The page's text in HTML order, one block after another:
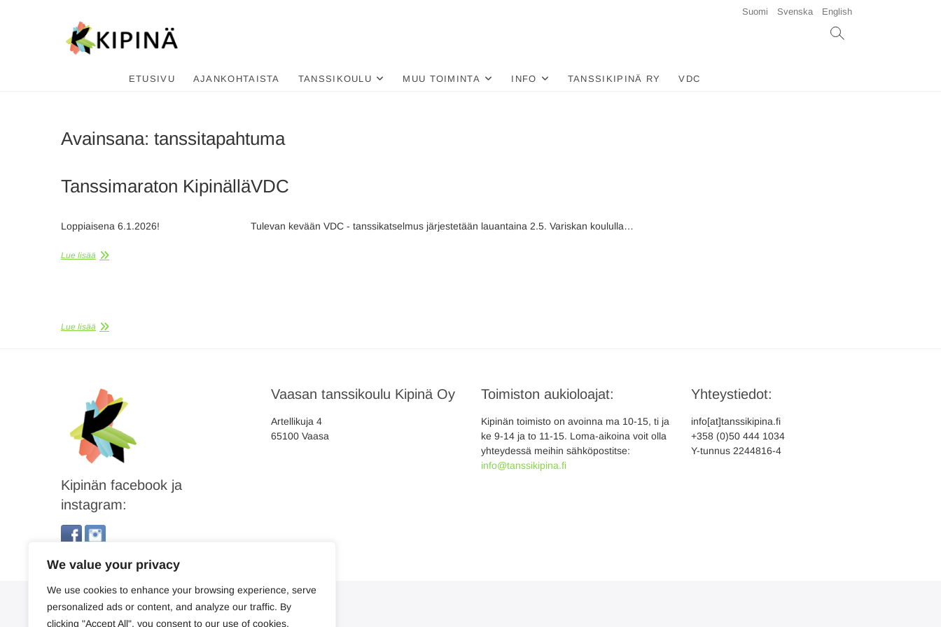
We value your privacy
We use cookies to enhance your browsing experience, serve
personalized ads or content, and analyze our traffic. By
clicking "Accept All", you consent to our use of cookies.
Suomi Svenska English
ETUSIVU AJANKOHTAISTA TANSSIKOULU MUU TOIMINTA INFO TANSSIKIPINÄ RY VDC
Avainsana: tanssitapahtuma
Tanssimaraton Kipinällä
Loppiaisena 6.1.2026!
Lue lisää
VDC
Tulevan kevään VDC - tanssikatselmus järjestetään lauantaina 2.5. Variskan koululla…
Lue lisää
Kipinän facebook ja
instagram:
Vaasan tanssikoulu Kipinä Oy
Artellikuja 4
65100 Vaasa
Toimiston aukioloajat:
Kipinän toimisto on avoinna ma 10-15, ti ja
ke 9-14 ja to 11-15. Loma-aikoina voit olla
yhteydessä meihin sähköpostitse:
info@tanssikipina.fi
Yhteystiedot:
info[at]tanssikipina.fi
+358 (0)50 444 1034
Y-tunnus 2244816-4